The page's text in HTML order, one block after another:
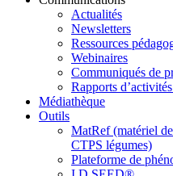
Actualités
Newsletters
Ressources
Webinaires
Communiqués de
Rapports
Médiathèque
Outils
MatRef (matériel
CTPS légumes)
Plateforme de